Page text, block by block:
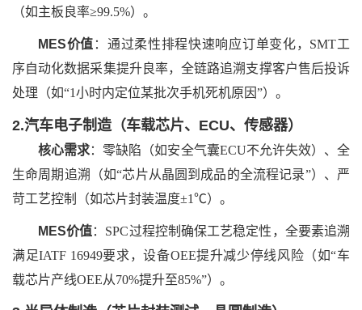
（如主板良率≥99.5%）。
MES价值 ：通过柔性排程快速响应订单变化， SMT工
序自动化数据采集提升良率，全链路追溯支撑客户售后投诉
处理（如“1小时内定位某批次手机死机原因”）。
2.汽车电子制造（车载芯片、ECU、传感器）
核心需求：零缺陷（如安全气囊ECU不允许失效）、全
生命周期追溯（如“芯片从晶圆到成品的全流程记录”）、严
苛工艺控制（如芯片封装温度±1℃）。
MES价值： SPC过程控制确保工艺稳定性，全要素追溯
满足IATF 16949要求，设备OEE提升减少停线风险（如“车
载芯片产线OEE从70%提升至85%”）。